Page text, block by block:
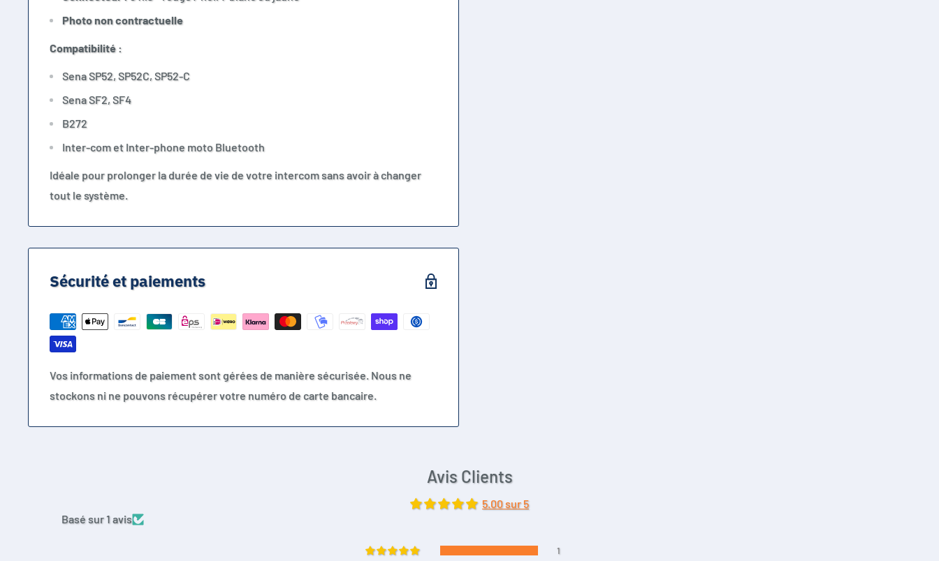
Photo non contractuelle
Compatibilité :
Sena SP52, SP52C, SP52-C
Sena SF2, SF4
B272
Inter-com et Inter-phone moto Bluetooth
Idéale pour prolonger la durée de vie de votre intercom sans avoir à changer
tout le système.
Sécurité et paiements
Vos informations de paiement sont gérées de manière sécurisée. Nous ne
stockons ni ne pouvons récupérer votre numéro de carte bancaire.
Avis Clients
5.00 sur 5
Basé sur 1 avis
1